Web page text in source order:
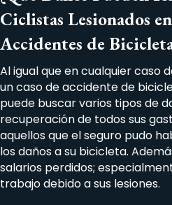
Ciclistas Lesionados
Accidentes de
Al igual que en cualquier caso
un caso de accidente de
puede buscar varios tipos de
recuperación de todos sus
aquellos que el seguro pudo
los daños a su bicicleta.
salarios perdidos;
trabajo debido a sus lesiones.